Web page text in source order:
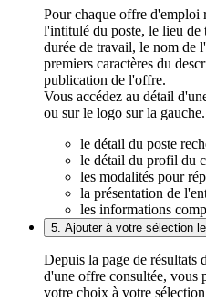
Pour chaque offre d'emploi
l'intitulé du poste, le lieu de
durée de travail, le nom de
premiers caractères du
publication de l'offre.
Vous accédez au détail
ou sur le logo sur la
le détail du poste
le détail du profil du
les modalités pour
la présentation de
les informations
5. Ajouter à votre sélection
Depuis la page de résultats
d'une offre consultée, vous
votre choix à votre